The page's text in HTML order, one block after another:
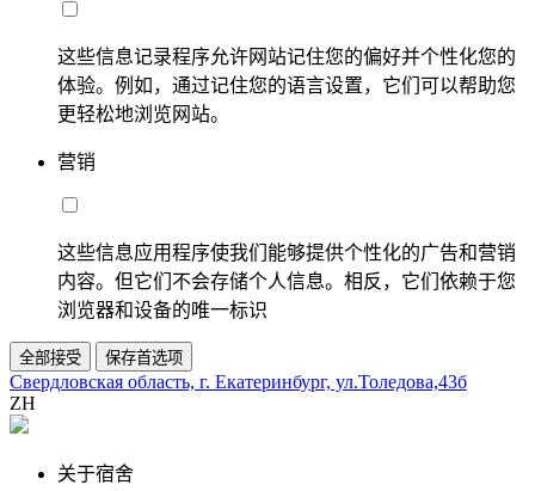
这些信息记录程序允许网站记住您的偏好并个性化您的
体验。例如，通过记住您的语言设置，它们可以帮助您
更轻松地浏览网站。
营销
这些信息应用程序使我们能够提供个性化的广告和营销
内容。但它们不会存储个人信息。相反，它们依赖于您
浏览器和设备的唯一标识
全部接受 保存首选项
Свердловская область, г. Екатеринбург, ул.Толедова,43б
ZH
关于宿舍